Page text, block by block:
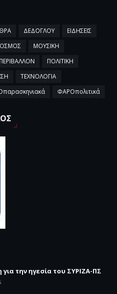
ΔΕΔΟΓΛΟΥ
ΕΙΔΗΣΕΙΣ
ΜΟΥΣΙΚΗ
ΠΕΡΙΒΑΛΛΟΝ
ΠΟΛΙΤΙΚΗ
ΤΕΧΝΟΛΟΓΙΑ
ΦΑΡΟπολιτικά
την ηγεσία του ΣΥΡΙΖΑ-ΠΣ